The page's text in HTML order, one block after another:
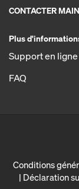
CONTACTER
Plus
Support en ligne
FAQ
Conditions
Déclaration